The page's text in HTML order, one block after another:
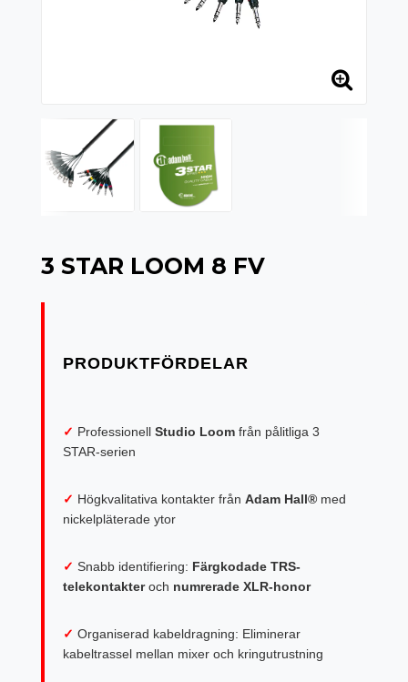
3 STAR LOOM 8 FV
✓ Professionell Studio Loom från pålitliga 3
STAR-serien
✓ Högkvalitativa kontakter från Adam Hall® med
nickelpläterade ytor
✓ Snabb identifiering: Färgkodade TRS-
telekontakteroch numrerade XLR-honor
✓ Organiserad kabeldragning: Eliminerar
kabeltrassel mellan mixer och kringutrustning